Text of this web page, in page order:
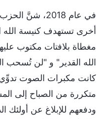
في عام 2018،
أخرى تستهدف كنيسة الله
مغطاة بلافتات مكتوب
الله القدير" و "لن تُسحب
كانت مكبرات الصوت تدوِّي
متكررة من الصباح إلى
ودفعهم للإبلاغ عن أولئك